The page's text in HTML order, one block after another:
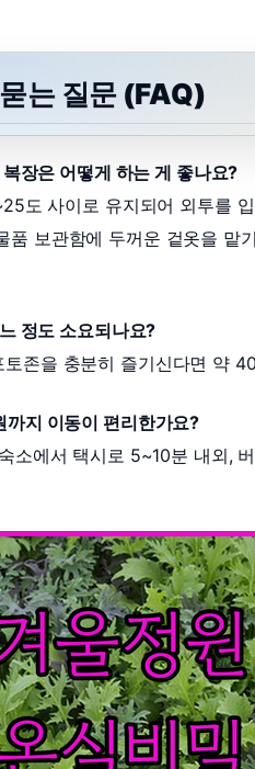
는 질문 (FAQ)
장은 어떻게 하는 게 좋나요?
도 사이로 유지되어 외투를
품 보관함에 두꺼운 겉옷을 맡
정도 소요되나요?
존을 충분히 즐기신다면 약
까지 이동이 편리한가요?
소에서 택시로 5~10분 내외,